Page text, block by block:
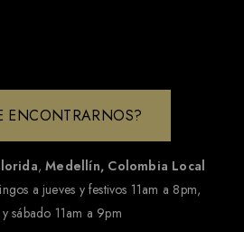
ENCONTRARNOS?
,Medellín, Colombia Local
a jueves y festivos 11am a 8pm,
sábado 11am a 9pm